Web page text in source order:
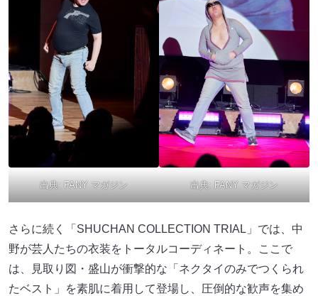
出典: FANY マガジン 出典: FANY マガジン
さらに続く「SHUCHAN COLLECTION TRIAL」では、中
野が芸人たちの衣装をトータルコーディネート。ここで
は、見取り図・盛山が衝撃的な「ネクタイのみでつくられ
たベスト」を素肌に着用して登場し、圧倒的な歓声を集め